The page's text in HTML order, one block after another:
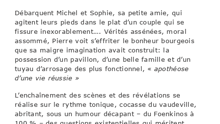
Débarquent Michel et Sophie, sa petite amie, qui
agitent leurs pieds dans le plat d’un couple qui se
fissure inexorablement…. Vérités assénées, moral
assommé, Pierre voit s’effriter le bonheur bourgeois
que sa maigre imagination avait construit: la
possession d’un pavillon, d’une belle famille et d’un
tuyau d’arrosage des plus fonctionnel, « apothéose
d’une vie réussie »
L’enchaînement des scènes et des révélations se
réalise sur le rythme tonique, cocasse du vaudeville,
abritant, sous un humour décapant – du Foenkinos à